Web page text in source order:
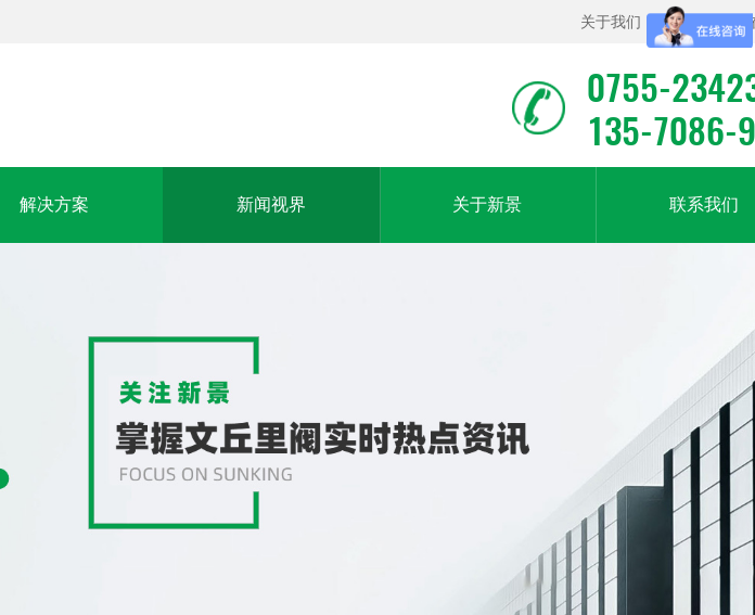
关于我们 | 联系我们 |
0755-
135-7086-
解决方案 新闻视界 关于新景 联系我们